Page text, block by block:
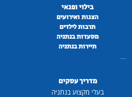
בילוי ופנאי
הצגות ואירועים
תרבות לילדים
מסעדות בנתניה
תיירות בנתניה
מדריך עסקים
בעלי מקצוע בנתניה